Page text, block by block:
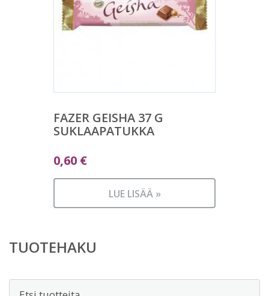
FAZER GEISHA 37 G
SUKLAAPATUKKA
0,60 €
LUE LISÄÄ »
TUOTEHAKU